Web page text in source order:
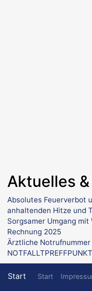
Aktuelles
Absolutes Feuerverbot
anhaltenden Hitze und
Sorgsamer Umgang mit
Rechnung 2025
Ärztliche Notrufnummer
Start Start